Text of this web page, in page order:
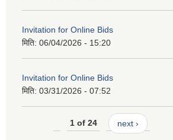
Invitation for Online Bids
मिति: 06/04/2026 - 15:20
Invitation for Online Bids
मिति: 03/31/2026 - 07:52
1 of 24 next ›